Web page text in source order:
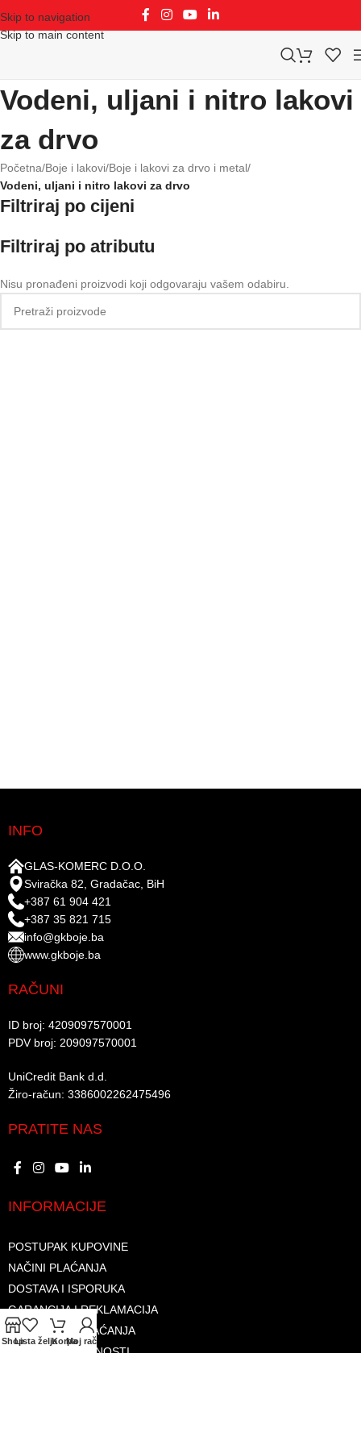
Skip to navigation
Skip to main content
Vodeni, uljani i nitro lakovi
za drvo
Početna/Boje i lakovi/Boje i lakovi za drvo i metal/
Vodeni, uljani i nitro lakovi za drvo
Filtriraj po cijeni
Filtriraj po atributu
Nisu pronađeni proizvodi koji odgovaraju vašem odabiru.
INFO
GLAS-KOMERC D.O.O.
Sviračka 82, Gradačac, BiH
+387 61 904 421
+387 35 821 715
info@gkboje.ba
www.gkboje.ba
RAČUNI
ID broj: 4209097570001​
PDV broj: 209097570001 ​
UniCredit Bank d.d.​
Žiro-račun: 3386002262475496​​
PRATITE NAS
INFORMACIJE
POSTUPAK KUPOVINE
NAČINI PLAĆANJA
DOSTAVA I ISPORUKA
GARANCIJA I REKLAMACIJA
SIGURNOST PLAĆANJA
PRAVILA PRIVATNOSTI
ShopLista željaKorpaMoj račun